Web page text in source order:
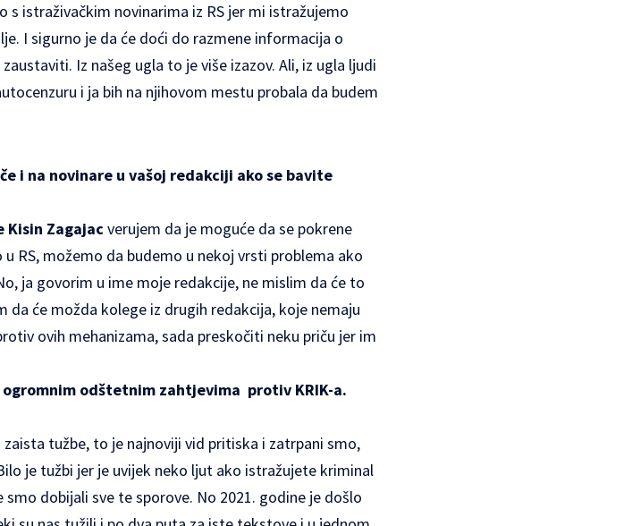
istraživačkim novinarima iz RS jer mi istražujemo
I sigurno je da će doći do razmene informacija o
Iz našeg ugla to je više izazov. Ali, iz ugla ljudi
i ja bih na njihovom mestu probala da budem
i na novinare u vašoj redakciji ako se bavite
Kisin Zagajacverujem da je moguće da se pokrene
u RS, možemo da budemo u nekoj vrsti problema ako
ja govorim u ime moje redakcije, ne mislim da će to
će možda kolege iz drugih redakcija, koje nemaju
ovih mehanizama, sada preskočiti neku priču jer im
odštetnim zahtjevima protiv KRIK-a.
tužbe, to je najnoviji vid pritiska i zatrpani smo,
je tužbi jer je uvijek neko ljut ako istražujete kriminal
dobijali sve te sporove. No 2021. godine je došlo